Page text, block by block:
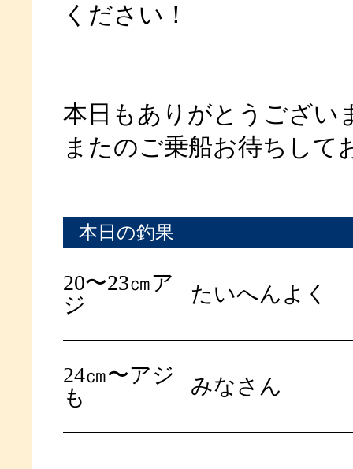
ください！
本日もありがとうござい
またのご乗船お待ちして
本日の釣果
20〜23㎝ア
ジ
たいへんよく
24㎝〜アジ
も
みなさん